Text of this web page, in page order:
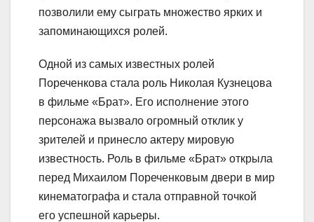
позволили ему сыграть множество ярких и
запоминающихся ролей.
Одной из самых известных ролей
Пореченкова стала роль Николая Кузнецова
в фильме «Брат». Его исполнение этого
персонажа вызвало огромный отклик у
зрителей и принесло актеру мировую
известность. Роль в фильме «Брат» открыла
перед Михаилом Пореченковым двери в мир
кинематографа и стала отправной точкой
его успешной карьеры.